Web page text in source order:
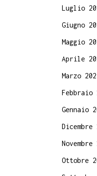
Luglio
Giugno
Maggio
Aprile
Marzo
Febbraio
Gennaio
Dicembre
Novembre
Ottobre